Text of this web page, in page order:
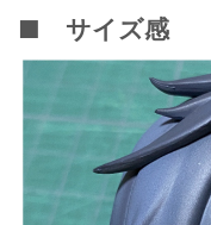
■ サイズ感